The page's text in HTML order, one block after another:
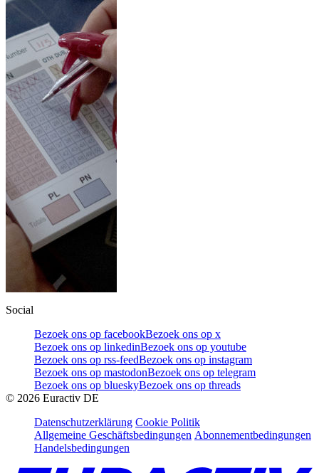
Social
Bezoek ons op facebookBezoek ons op x
Bezoek ons op linkedinBezoek ons op youtube
Bezoek ons op rss-feedBezoek ons op instagram
Bezoek ons op mastodonBezoek ons op telegram
Bezoek ons op blueskyBezoek ons op threads
© 2026 Euractiv DE
Datenschutzerklärung Cookie Politik
Allgemeine Geschäftsbedingungen Abonnementbedingungen
Handelsbedingungen